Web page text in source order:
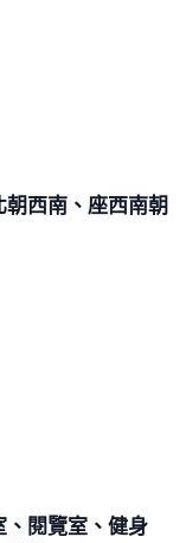
西南、座西南朝
、閱覽室、健身